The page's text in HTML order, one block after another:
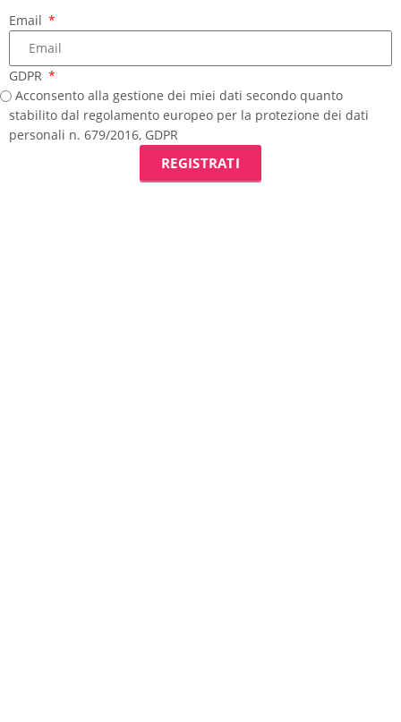
Email
GDPR
Acconsento alla gestione dei miei dati secondo quanto
stabilito dal regolamento europeo per la protezione dei dati
personali n. 679/2016, GDPR
REGISTRATI